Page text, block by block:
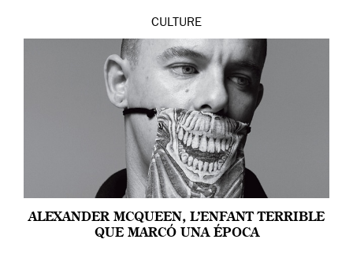
CULTURE
ALEXANDER MCQUEEN, L’ENFANT TERRIBLE
QUE MARCÓ UNA ÉPOCA